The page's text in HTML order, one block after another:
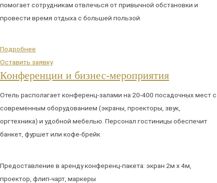
помогает сотрудникам отвлечься от привычной обстановки и
провести время отдыха с большей пользой
Подробнее
Оставить заявку
Конференции и бизнес-мероприятия
Отель располагает конференц-залами на 20-400 посадочных мест с
современным оборудованием (экраны, проекторы, звук,
оргтехника) и удобной мебелью. Персонал гостиницы обеспечит
банкет, фуршет или кофе-брейк
Предоставление в аренду конференц-пакета: экран 2м х 4м,
проектор, флип-чарт, маркеры